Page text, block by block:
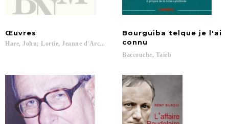
Œuvres
Hare, John; Lortie, Jeanne d'Arc...
Bourguiba telque je l'ai
connu
Baccouche, Taieb